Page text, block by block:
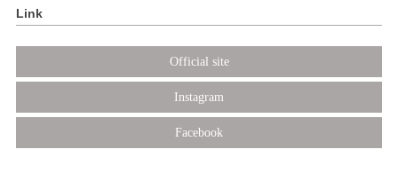
Link
Official site
Instagram
Facebook